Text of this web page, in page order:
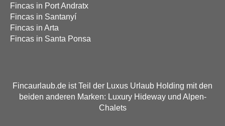
Fincas in Port Andratx
Fincas in Santanyí
Fincas in Arta
Fincas in Santa Ponsa
Fincaurlaub.de ist Teil der Luxus Urlaub Holding mit den
beiden anderen Marken: Luxury Hideway und Alpen-
Chalets